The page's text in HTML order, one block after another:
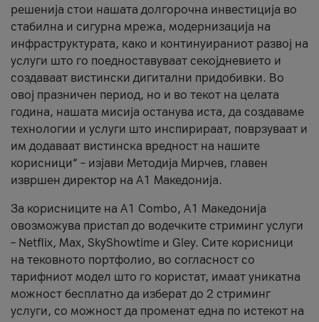
решенија стои нашата долгорочна инвестиција во
стабилна и сигурна мрежа, модернизација на
инфраструктурата, како и континуираниот развој на
услуги што го поедноставуваат секојдневието и
создаваат вистински дигитални придобивки. Во
овој празничен период, но и во текот на целата
година, нашата мисија останува иста, да создаваме
технологии и услуги што инспирираат, поврзуваат и
им додаваат вистинска вредност на нашите
корисници“ – изјави Методија Мирчев, главен
извршен директор на А1 Македонија.
За корисниците на A1 Combo, А1 Македонија
овозможува пристап до водечките стриминг услуги
– Netflix, Max, SkyShowtime и Gley. Сите корисници
на тековното портфолио, во согласност со
тарифниот модел што го користат, имаат уникатна
можност бесплатно да изберат до 2 стриминг
услуги, со можност да променат една по истекот на